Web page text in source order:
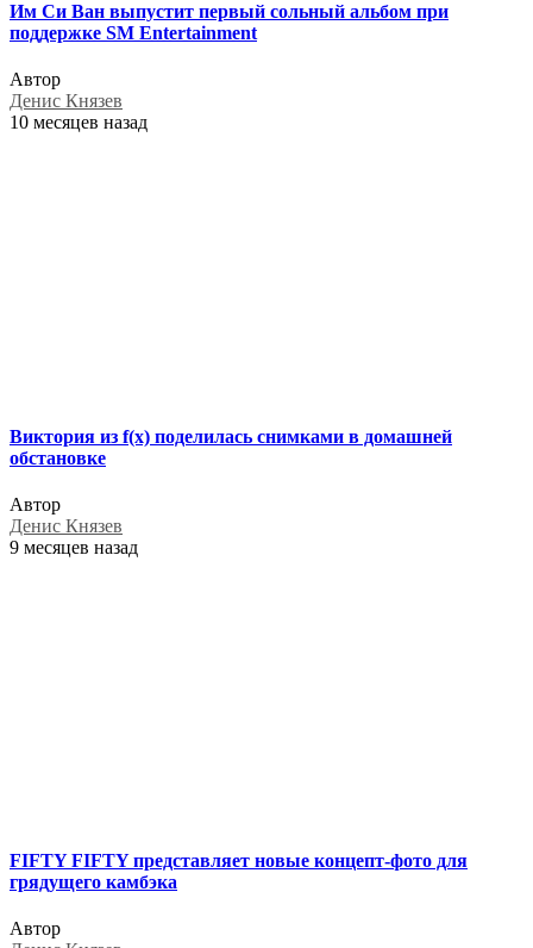
Им Си Ван выпустит первый сольный альбом при
поддержке SM Entertainment
Автор
Денис Князев
10 месяцев назад
Виктория из f(x) поделилась снимками в домашней
обстановке
Автор
Денис Князев
9 месяцев назад
FIFTY FIFTY представляет новые концепт-фото для
грядущего камбэка
Автор